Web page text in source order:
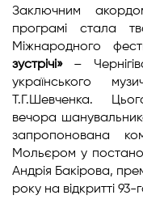
Заключним
програмі стала
Міжнародного
зустрічі» –
українського
Т.Г.Шевченка.
вечора
запропонована
Мольєром у
Андрія Бакірова,
року на відкритті